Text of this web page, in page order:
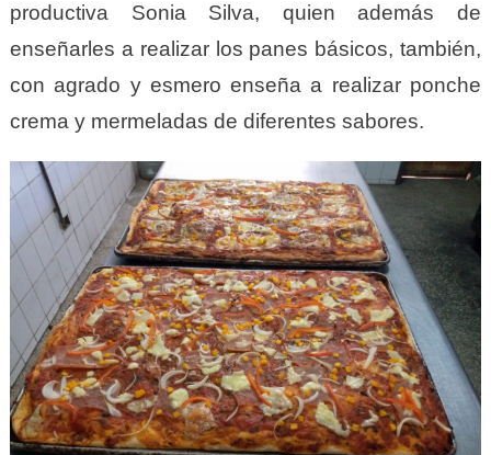
productiva Sonia Silva, quien además de
enseñarles a realizar los panes básicos, también,
con agrado y esmero enseña a realizar ponche
crema y mermeladas de diferentes sabores.